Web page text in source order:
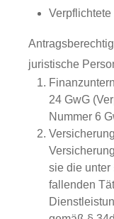
juristische
24 GwG
Nummer 6
sie die unter
fallenden